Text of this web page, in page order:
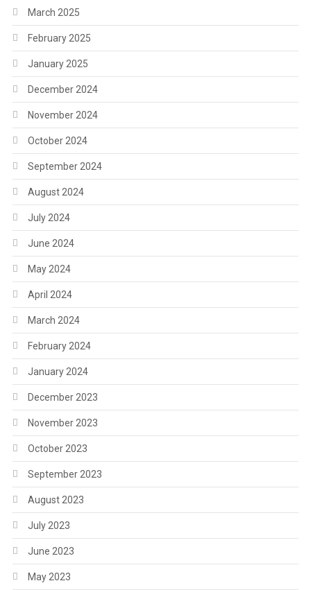
March 2025
February 2025
January 2025
December 2024
November 2024
October 2024
September 2024
August 2024
July 2024
June 2024
May 2024
April 2024
March 2024
February 2024
January 2024
December 2023
November 2023
October 2023
September 2023
August 2023
July 2023
June 2023
May 2023